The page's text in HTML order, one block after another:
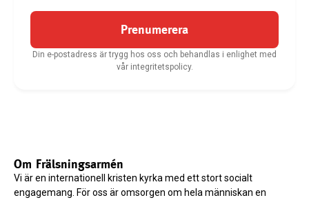
Prenumerera
Din e-postadress är trygg hos oss och behandlas i enlighet med
vår integritetspolicy.
Om Frälsningsarmén
Vi är en internationell kristen kyrka med ett stort socialt
engagemang. För oss är omsorgen om hela människan en